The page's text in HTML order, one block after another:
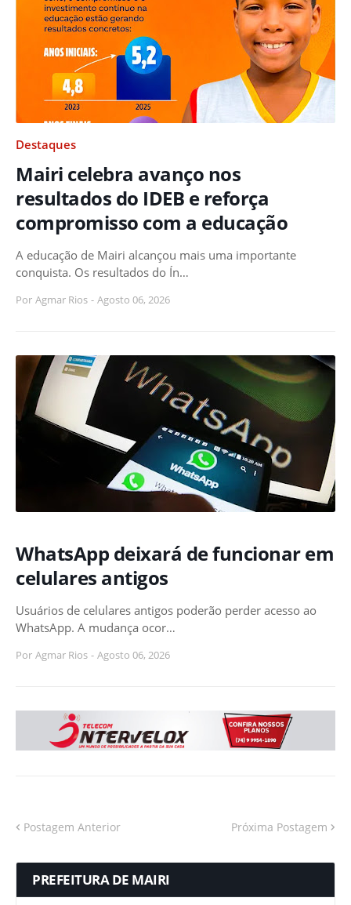
Destaques
Mairi celebra avanço nos
resultados do IDEB e reforça
compromisso com a educação
A educação de Mairi alcançou mais uma importante
conquista. Os resultados do Ín…
Por Agmar Rios - Agosto 06, 2026
WhatsApp deixará de funcionar em
celulares antigos
Usuários de celulares antigos poderão perder acesso ao
WhatsApp. A mudança ocor…
Por Agmar Rios - Agosto 06, 2026
Postagem Anterior Próxima Postagem
PREFEITURA DE MAIRI